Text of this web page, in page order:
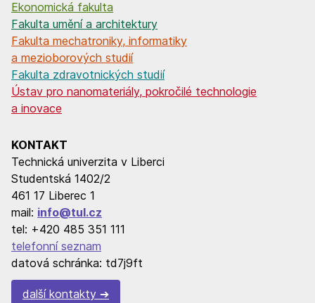
Ekonomická fakulta
Fakulta umění a architektury
Fakulta mechatroniky, informatiky
a mezioborových studií
Fakulta zdravotnických studií
Ústav pro nanomateriály, pokročilé technologie
a inovace
KONTAKT
Technická univerzita v Liberci
Studentská 1402/2
461 17 Liberec 1
mail: info@tul.cz
tel: +420 485 351 111
telefonní seznam
datová schránka: td7j9ft
další kontakty